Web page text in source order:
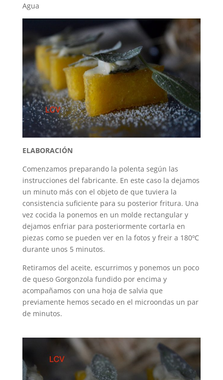
Agua
ELABORACIÓN
Comenzamos preparando la polenta según las
instrucciones del fabricante. En este caso la dejamos
un minuto más con el objeto de que tuviera la
consistencia suficiente para su posterior fritura. Una
vez cocida la ponemos en un molde rectangular y
dejamos enfriar para posteriormente cortarla en
piezas como se pueden ver en la fotos y freir a 180ºC
durante unos 5 minutos.
Retiramos del aceite, escurrimos y ponemos un poco
de queso Gorgonzola fundido por encima y
acompañamos con una hoja de salvia que
previamente hemos secado en el microondas un par
de minutos.